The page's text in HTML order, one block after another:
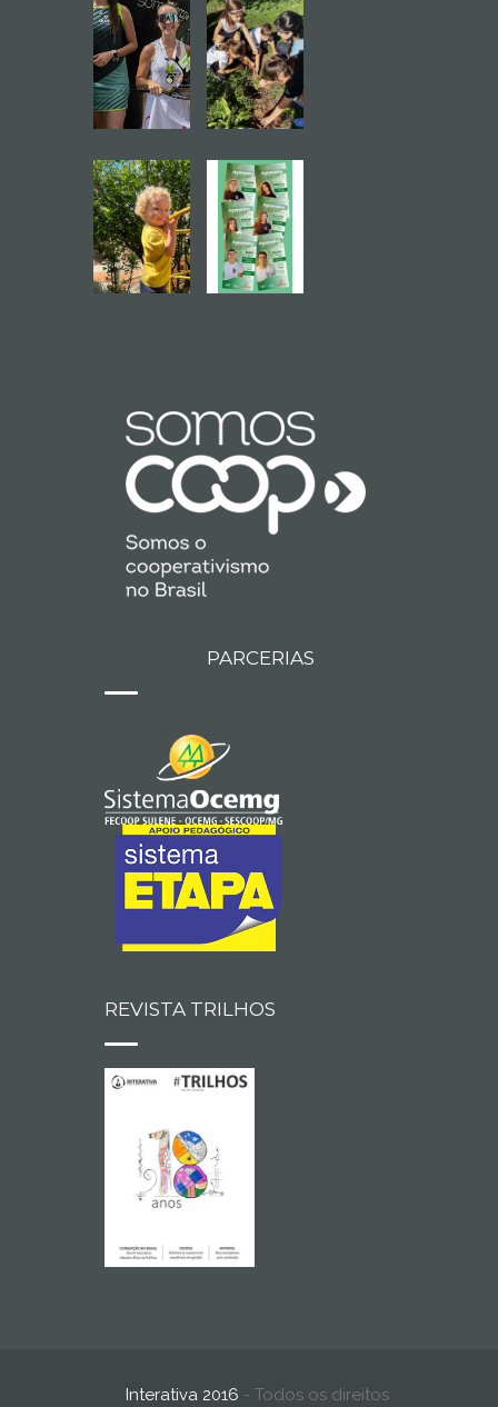
PARCERIAS
REVISTA TRILHOS
Interativa 2016 - Todos os direitos